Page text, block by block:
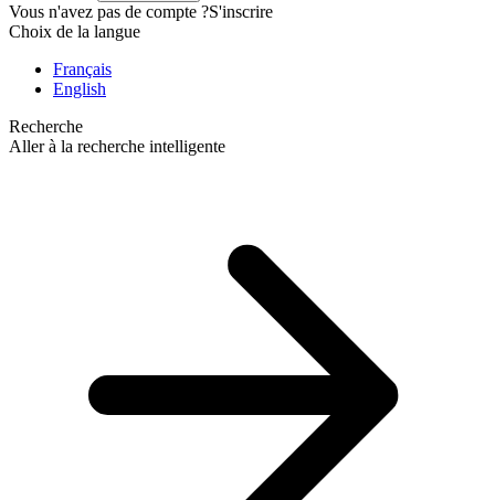
Vous n'avez pas de compte ?S'inscrire
Choix de la langue
Français
English
Recherche
Aller à la recherche intelligente